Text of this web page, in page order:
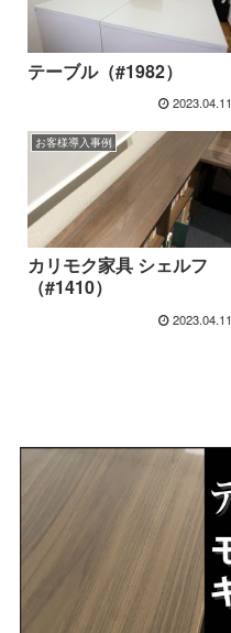
テーブル（#1982）
2023.04.11
お客様導入事例
カリモク家具 シェルフ
（#1410）
2023.04.11